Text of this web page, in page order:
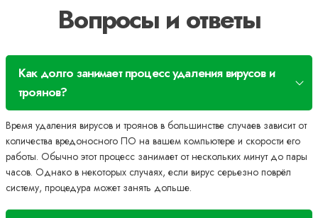
Вопросы и ответы
Как долго занимает процесс удаления вирусов и
троянов?
Время удаления вирусов и троянов в большинстве случаев зависит от
количества вредоносного ПО на вашем компьютере и скорости его
работы. Обычно этот процесс занимает от нескольких минут до пары
часов. Однако в некоторых случаях, если вирус серьезно поврёл
систему, процедура может занять дольше.